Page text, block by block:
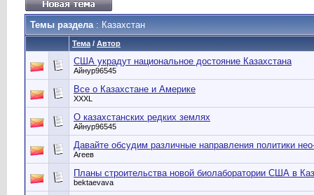
Темы раздела: Казахстан
Тема / Автор
США украдут национальное достояние Казахстана
Айнур96545
Все о Казахстане и Америке
XXXL
О казахстанских редких землях
Айнур96545
Давайте обсудим различные направления политики
Агеев
Планы строительства новой биолаборатории США в
bektaevava